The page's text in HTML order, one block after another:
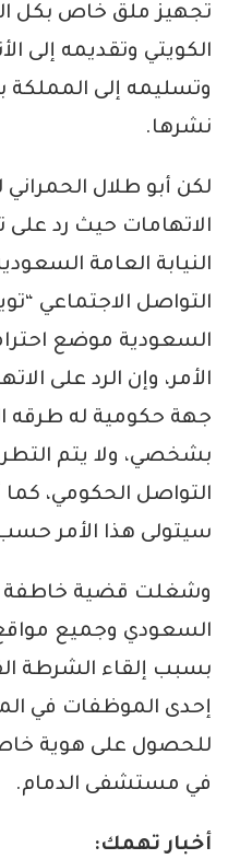
تجهيز ملق خاص بكل
الكويتي وتقديمه إلى
وتسليمه إلى المملكة
نشرها.
لكن أبو طلال
الاتهامات حيث رد
النيابة العامة
التواصل الاجتماعي
السعودية موضع
الأمر، وإن الرد على
جهة حكومية له طرقه
بشخصي، ولا يتم
التواصل الحكومي،
سيتولى هذا الأمر
وشغلت قضية خاطفة
السعودي وجميع
بسبب إلقاء الشرطة
إحدى الموظفات في
للحصول على هوية
في مستشفى الدمام.
أخبار تهمك: